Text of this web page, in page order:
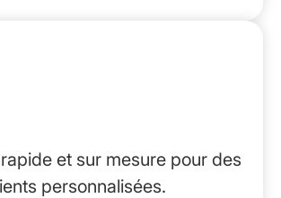
et sur mesure pour des
personnalisées.